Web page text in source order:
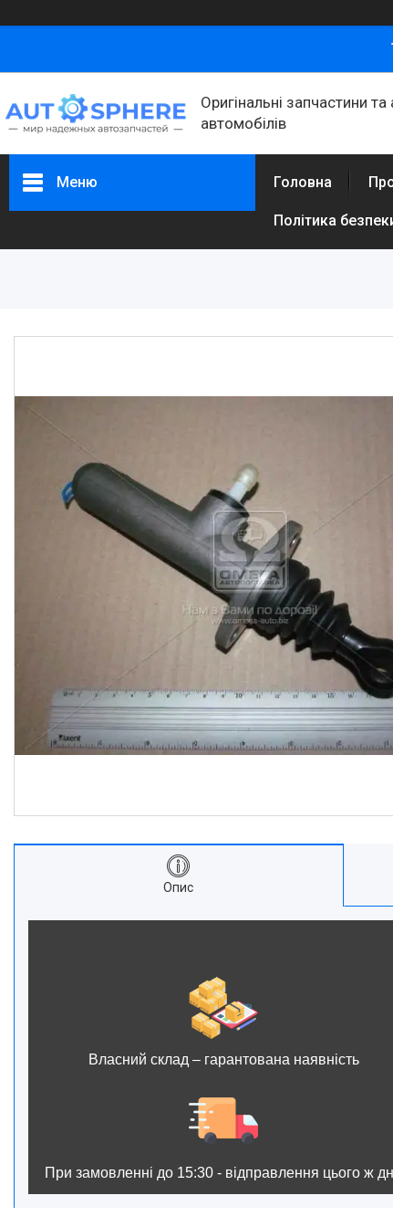
Оригінальні запчастини
автомобілів
Меню Головна
Політика
Опис
Власний склад – гарантована наявність
При замовленні до 15:30 - відправлення цього ж